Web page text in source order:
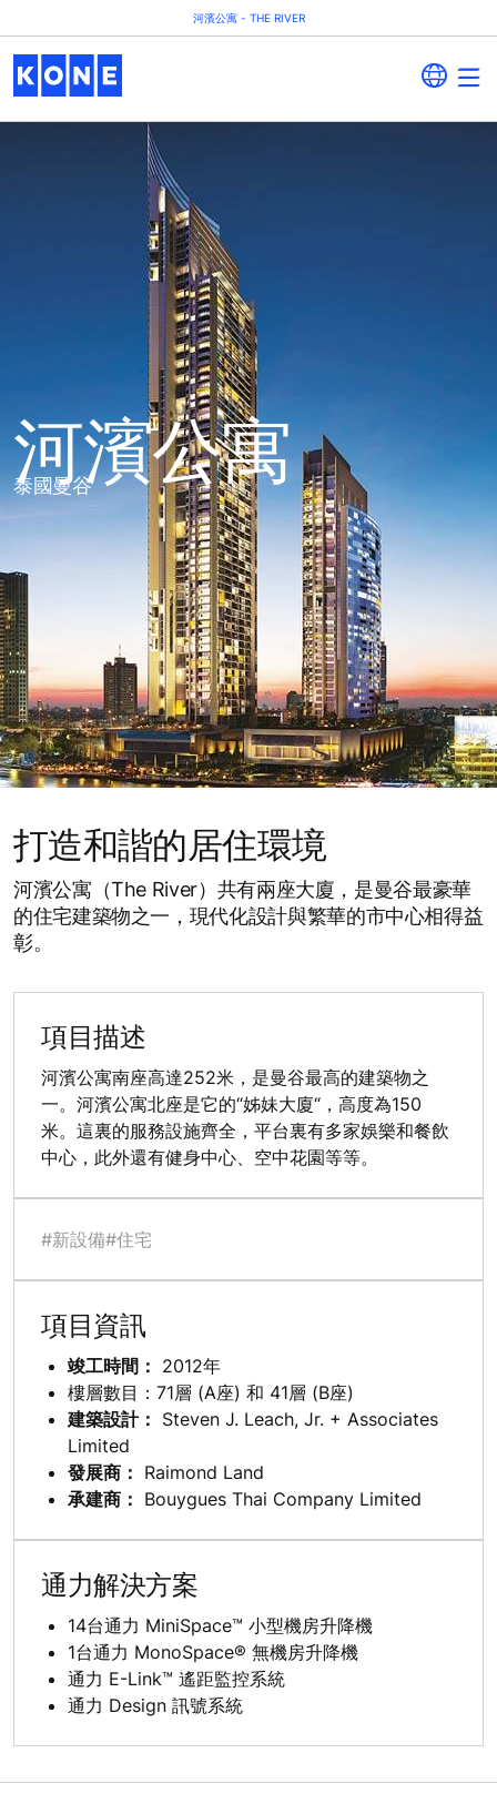
河濱公寓 - THE RIVER
河濱公寓
泰國曼谷
打造和諧的居住環境
河濱公寓（The River）共有兩座大廈，是曼谷最豪華
的住宅建築物之一，現代化設計與繁華的市中心相得益
彰。
項目描述
河濱公寓南座高達252米，是曼谷最高的建築物之
一。河濱公寓北座是它的“姊妹大廈“，高度為150
米。這裏的服務設施齊全，平台裏有多家娛樂和餐飲
中心，此外還有健身中心、空中花園等等。
#新設備#住宅
項目資訊
竣工時間： 2012年
樓層數目：71層 (A座) 和 41層 (B座)
建築設計： Steven J. Leach, Jr. + Associates
Limited
發展商： Raimond Land
承建商： Bouygues Thai Company Limited
通力解決方案
14台通力 MiniSpace™ 小型機房升降機
1台通力 MonoSpace® 無機房升降機
通力 E-Link™ 遙距監控系統
通力 Design 訊號系統